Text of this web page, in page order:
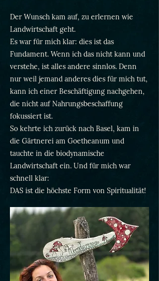
Der Wunsch kam auf, zu erlernen wie
Landwirtschaft geht.
Es war für mich klar: dies ist das
Fundament. Wenn ich das nicht kann und
verstehe, ist alles andere sinnlos. Denn
nur weil jemand anderes dies für mich tut,
kann ich einer Beschäftigung nachgehen,
die nicht auf Nahrungsbeschaffung
fokussiert ist.
So kehrte ich zurück nach Basel, kam in
die Gärtnerei am Goetheanum und
tauchte in die biodynamische
Landwirtschaft ein. Und für mich war
schnell klar:
DAS ist die höchste Form von Spiritualität!